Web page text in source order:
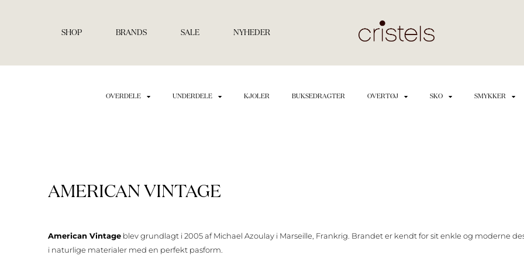
SHOP BRANDS SALE NYHEDER
OVERDELE UNDERDELE KJOLER BUKSEDRAGTER OVERTØJ SKO SMYKKER
AMERICAN VINTAGE
American Vintage blev grundlagt i 2005 af Michael Azoulay i Marseille, Frankrig. Brandet er kendt for sit enkle og moderne
i naturlige materialer med en perfekt pasform.